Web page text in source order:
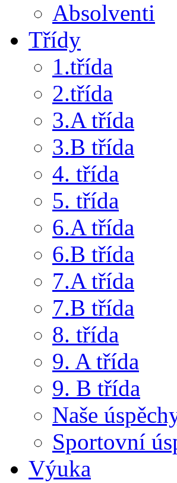
Absolventi
Třídy
1.třída
2.třída
3.A třída
3.B třída
4. třída
5. třída
6.A třída
6.B třída
7.A třída
7.B třída
8. třída
9. A třída
9. B třída
Naše
Sportovní
Výuka